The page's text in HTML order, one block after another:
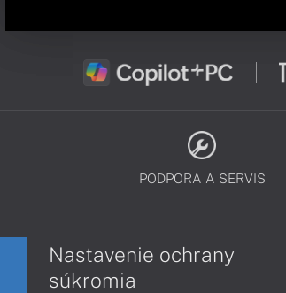
PODPORA A SERVIS
Nastavenie ochrany
súkromia